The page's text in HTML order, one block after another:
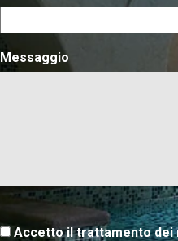
Messaggio
Accetto il trattamento dei